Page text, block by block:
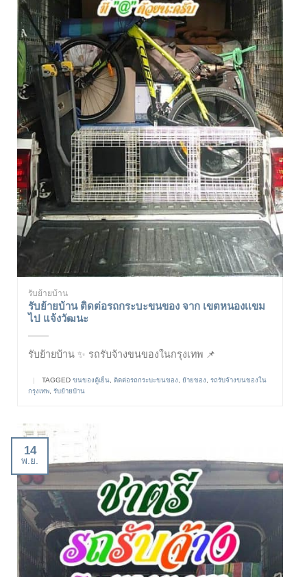
รับย้ายบ้าน
รับย้ายบ้าน ติดต่อรถกระบะขนของ จาก เขตหนองเเขม
ไป แจ้งวัฒนะ
รับย้ายบ้าน ✨ รถรับจ้างขนของในกรุงเทพ 📌
TAGGED ขนของตู้เย็น, ติดต่อรถกระบะขนของ, ย้ายของ, รถรับจ้างขนของใน
กรุงเทพ, รับย้ายบ้าน
14
พ.ย.